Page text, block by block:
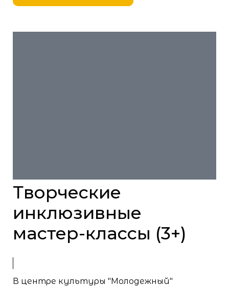
Творческие
инклюзивные
мастер-классы (3+)
В центре культуры "Молодежный"